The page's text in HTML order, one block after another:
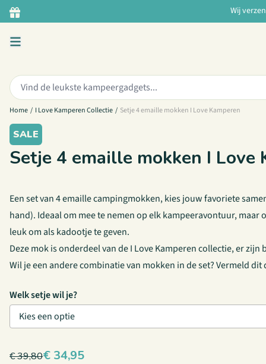
Ga naar de inhoud Wij
Zoeken:
Home / I Love Kamperen Collectie / Setje 4 emaille mokken I Love Kamperen
SALE
Setje 4 emaille mokken I Love
Een set van 4 emaille campingmokken, kies jouw favoriete
hand). Ideaal om mee te nemen op elk kampeeravontuur,
leuk om als kadootje te geven.
Deze mok is onderdeel van de I Love Kamperen collectie, er zijn
Wil je een andere combinatie van mokken in de set? Vermeld
Welk setje wil je?
€39,80€ 34,95